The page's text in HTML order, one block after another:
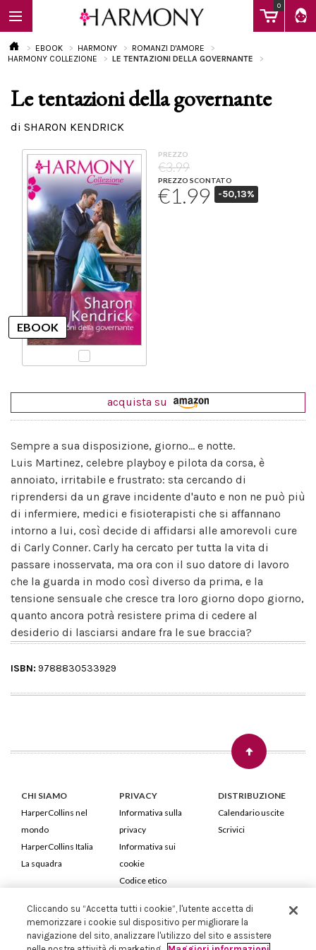
0
EBOOK
Calendario
EBOOK HARMONY
ROMANZI D'AMORE
HARMONY COLLEZIONE
LE TENTAZIONI DELLA GOVERNANTE
Le tentazioni della governante
di SHARON KENDRICK
PREZZO
€3.99
PREZZO SCONTATO
€1.99 -50,13%
acquista su
Sempre a sua disposizione, giorno... e notte.
Luis Martinez, celebre playboy e pilota da corsa, è
annoiato, irritabile e frustrato: sta cercando di
riprendersi da un grave incidente d'auto e non ne può più
di infermiere, medici e fisioterapisti che si affannano
intorno a lui, così decide di affidarsi alle amorevoli cure
di Carly Conner. Carly ha cercato per tutta la vita di
passare inosservata, ma ora con il suo datore di lavoro
che la guarda in modo così diverso da prima, e la
tensione sensuale che cresce tra loro giorno dopo giorno,
quanto ancora potrà resistere prima di cedere al
desiderio di lasciarsi andare fra le sue braccia?
ISBN: 9788830533929
CHI SIAMO
HarperCollins nel
mondo
HarperCollins Italia
La squadra
PRIVACY
Informativa sulla
privacy
Informativa sui
cookie
Codice etico
DISTRIBUZIONE
Calendario uscite
Scrivici
HarperCollins Italia S.p.A. Viale Monte Nero, 84 - 20135 Milano
Cod. Fiscale e P.IVA 05946780151 - Capitale Sociale 258.250 €
Cliccando su “Accetta tutti i cookie”, l'utente accetta di
memorizzare i cookie sul dispositivo per migliorare la
navigazione del sito, analizzare l'utilizzo del sito e assistere